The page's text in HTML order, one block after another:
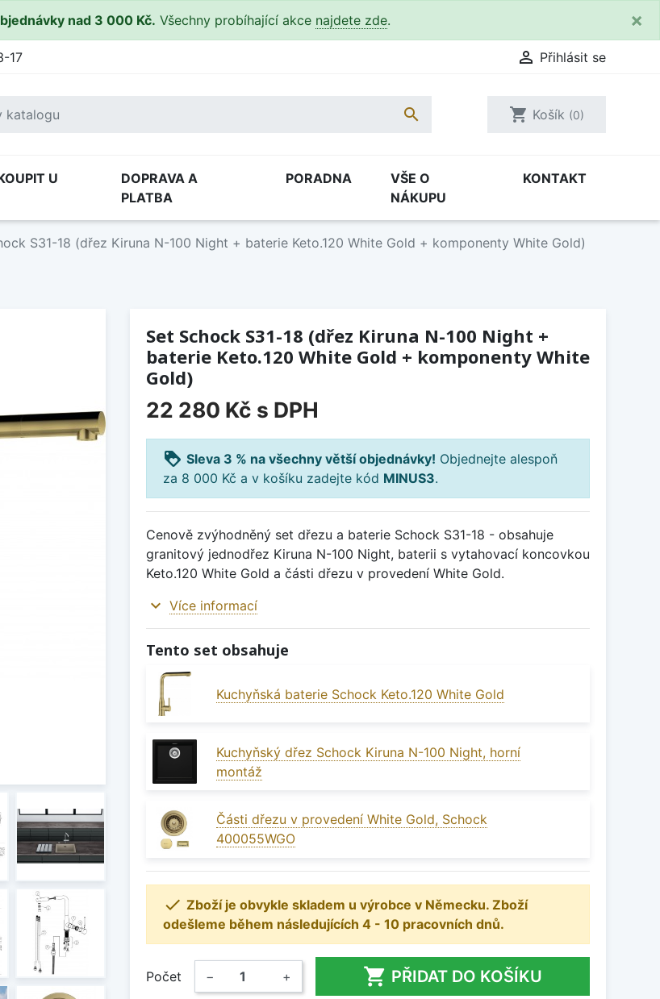
nad 3 000 Kč. Všechny probíhající akce najdete zde. ×
17  Přihlásit se
 shopping_cart Košík (0)
U
DOPRAVA A
PLATBA
PORADNA
VŠE O
NÁKUPU
KONTAKT
S31-18 (dřez Kiruna N-100 Night + baterie Keto.120 White Gold + komponenty White Gold)
Set Schock S31-18 (dřez Kiruna N-100 Night +
baterie Keto.120 White Gold + komponenty White
Gold)
22 280 Kč s DPH
loyalty Sleva 3 % na všechny větší objednávky! Objednejte alespoň
za 8 000 Kč a v košíku zadejte kód MINUS3.
Cenově zvýhodněný set dřezu a baterie Schock S31-18 - obsahuje
granitový jednodřez Kiruna N-100 Night, baterii s vytahovací koncovkou
Keto.120 White Gold a části dřezu v provedení White Gold.
expand_more Více informací
Tento set obsahuje
Kuchyňská baterie Schock Keto.120 White Gold
Kuchyňský dřez Schock Kiruna N-100 Night, horní
montáž
Části dřezu v provedení White Gold, Schock
400055WGO
 Zboží je obvykle skladem u výrobce v Německu. Zboží
odešleme během následujících 4 - 10 pracovních dnů.
Počet − +  PŘIDAT DO KOŠÍKU